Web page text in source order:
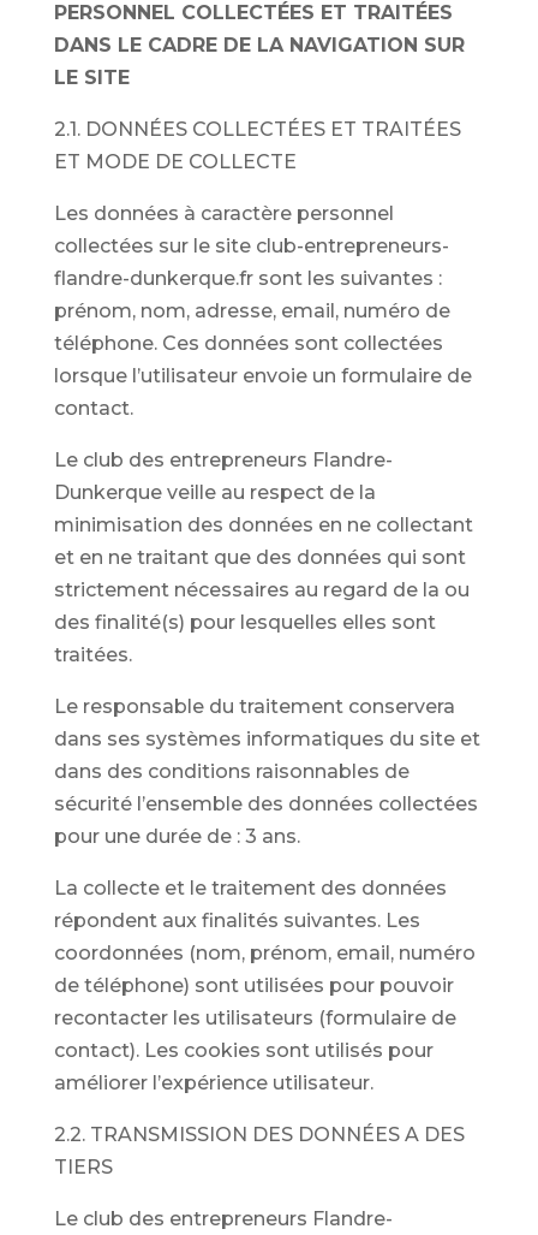
PERSONNEL COLLECTÉES ET TRAITÉES
DANS LE CADRE DE LA NAVIGATION SUR
LE SITE
2.1. DONNÉES COLLECTÉES ET TRAITÉES
ET MODE DE COLLECTE
Les données à caractère personnel
collectées sur le site club-entrepreneurs-
flandre-dunkerque.fr sont les suivantes :
prénom, nom, adresse, email, numéro de
téléphone. Ces données sont collectées
lorsque l’utilisateur envoie un formulaire de
contact.
Le club des entrepreneurs Flandre-
Dunkerque veille au respect de la
minimisation des données en ne collectant
et en ne traitant que des données qui sont
strictement nécessaires au regard de la ou
des finalité(s) pour lesquelles elles sont
traitées.
Le responsable du traitement conservera
dans ses systèmes informatiques du site et
dans des conditions raisonnables de
sécurité l’ensemble des données collectées
pour une durée de : 3 ans.
La collecte et le traitement des données
répondent aux finalités suivantes. Les
coordonnées (nom, prénom, email, numéro
de téléphone) sont utilisées pour pouvoir
recontacter les utilisateurs (formulaire de
contact). Les cookies sont utilisés pour
améliorer l’expérience utilisateur.
2.2. TRANSMISSION DES DONNÉES A DES
TIERS
Le club des entrepreneurs Flandre-